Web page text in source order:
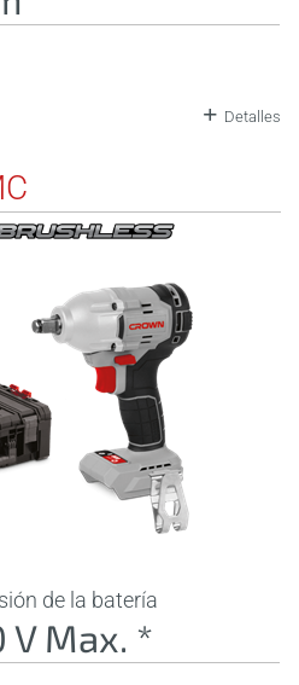
Detalles
de la batería
V Max. *